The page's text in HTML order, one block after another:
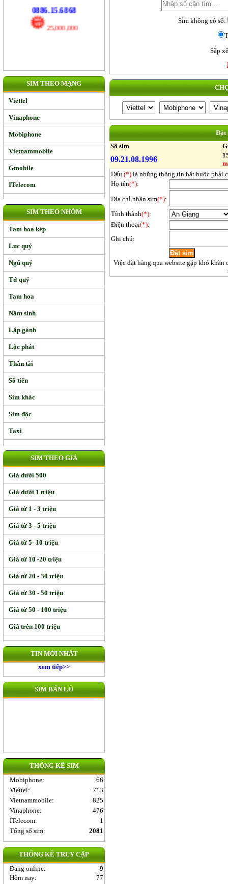
17,000,000
0886.15.6868
SIM THEO MẠNG
Viettel
Vinaphone
Mobiphone
Vietnammobile
Gmobile
ITelecom
SIM THEO NHÓM
Tam hoa kép
Lục quý
Ngũ quý
Tứ quý
Tam hoa
Năm sinh
Lặp gánh
Lộc phát
Thần tài
Số tiến
Sim khác
Sim độc
Taxi
SIM THEO GIÁ
Giá dưới 500
Giá dưới 1 triệu
Giá từ 1 - 3 triệu
Giá từ 3 - 5 triệu
Giá từ 5- 10 triệu
Giá từ 10 -20 triệu
Giá từ 20 - 30 triệu
Giá từ 30 - 50 triệu
Giá từ 50 - 100 triệu
Giá trên 100 triệu
TIN MỚI NHẤT
xem tiếp>>
SIM BÁN LÔ
THỐNG KÊ SIM
Mobiphone:
66
Viettel:
713
Vietnammobile:
825
Vinaphone:
476
ITelecom:
1
Tổng số sim:
2081
THỐNG KÊ TRUY CẬP
Đang online:
9
Hôm nay:
77
Sim không có số:
Sắp
Đặt
Số sim
09.21.08.1996
Dấu (*) là những thông tin bắt buộc phải
Họ tên(*):
Địa chỉ nhận sim(*):
Tỉnh thành(*):
Điện thoại(*):
Ghi chú:
Việc đặt hàng qua website gặp khó